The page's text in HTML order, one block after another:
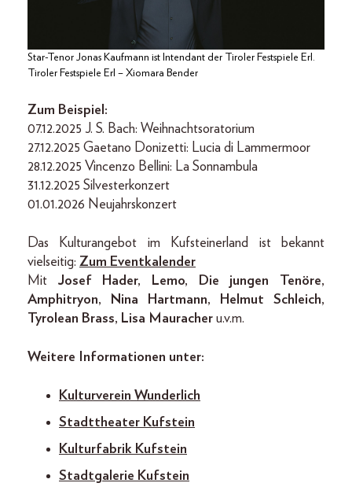
Star-Tenor Jonas Kaufmann ist Intendant der Tiroler Festspiele Erl.
Tiroler Festspiele Erl – Xiomara Bender
Zum Beispiel:
07.12.2025 J. S. Bach: Weihnachtsoratorium
27.12.2025 Gaetano Donizetti: Lucia di Lammermoor
28.12.2025 Vincenzo Bellini: La Sonnambula
31.12.2025 Silvesterkonzert
01.01.2026 Neujahrskonzert
Das Kulturangebot im Kufsteinerland ist bekannt
vielseitig: Zum Eventkalender
Mit Josef Hader, Lemo, Die jungen Tenöre,
Amphitryon, Nina Hartmann, Helmut Schleich,
Tyrolean Brass, Lisa Mauracher u.v.m.
Weitere Informationen unter:
Kulturverein Wunderlich
Stadttheater Kufstein
Kulturfabrik Kufstein
Stadtgalerie Kufstein